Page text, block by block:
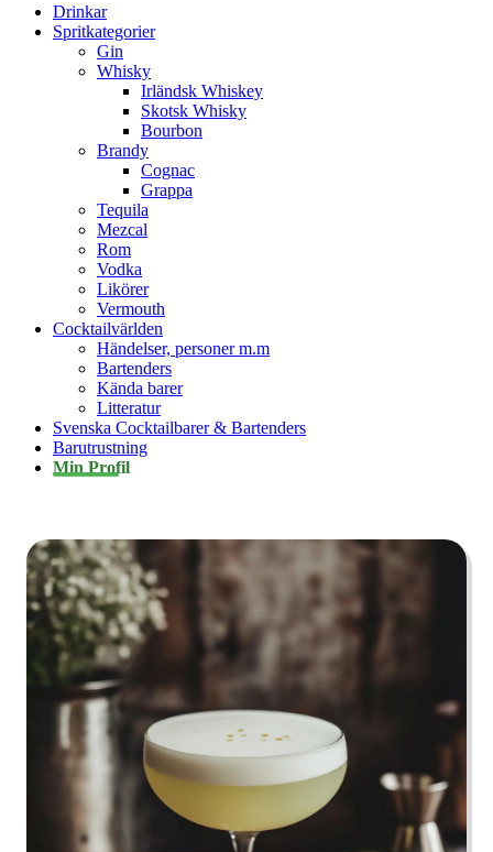
Drinkar
Spritkategorier
Gin
Whisky
Irländsk Whiskey
Skotsk Whisky
Bourbon
Brandy
Cognac
Grappa
Tequila
Mezcal
Rom
Vodka
Likörer
Vermouth
Cocktailvärlden
Händelser, personer m.m
Bartenders
Kända barer
Litteratur
Svenska Cocktailbarer & Bartenders
Barutrustning
Min Profil